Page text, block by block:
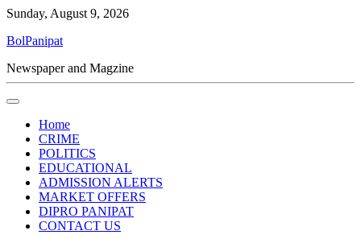
Sunday, August 9, 2026
BolPanipat
Newspaper and Magzine
Home
CRIME
POLITICS
EDUCATIONAL
ADMISSION ALERTS
MARKET OFFERS
DIPRO PANIPAT
CONTACT US